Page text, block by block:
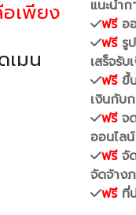
อเพียง
เมน
แนะนำ
ฟรีอ
ฟรีรูป
เสร็จรั
ฟรีขึ้น
เงินกับ
ฟรีจด
ออนไลน์
ฟรีจัด
จัดจ้าง
ฟรีที่ป